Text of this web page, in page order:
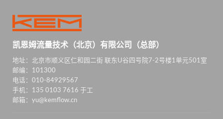
凯恩姆流量技术（北京）有限公司（总部）
地址：北京市顺义区仁和园二街 联东U谷四号院7-2号楼1单元501室
邮编：101300
电话：010-84929567
手机：135 0103 7616 于工
邮箱：yu@kemflow.cn